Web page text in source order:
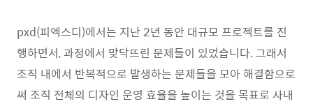
pxd(피엑스디)에서는 지난 2년 동안 대규모 프로젝트를 진
행하면서, 과정에서 맞닥뜨린 문제들이 있었습니다. 그래서
조직 내에서 반복적으로 발생하는 문제들을 모아 해결함으로
써 조직 전체의 디자인 운영 효율을 높이는 것을 목표로 사내